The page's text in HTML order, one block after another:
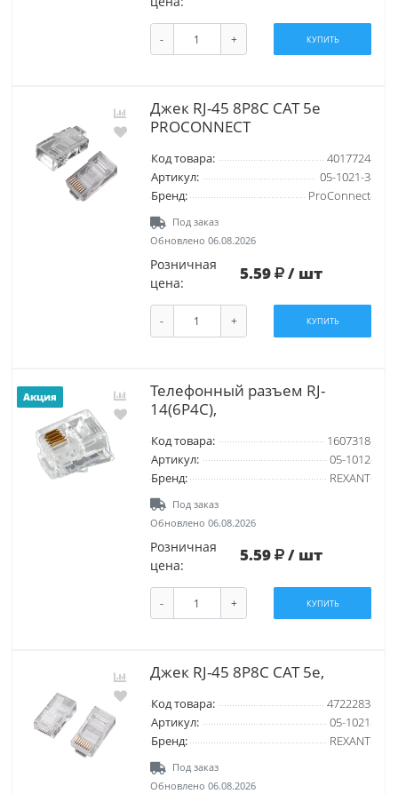
- + КУПИТЬ
Джек RJ-45 8P8C CAT 5e
PROCONNECT
Код товара:
4017724
Артикул:
05-1021-3
Бренд:
ProConnect
Под заказ
Обновлено 06.08.2026
Розничная
цена:
5.59 / шт
- + КУПИТЬ
Акция
Телефонный разъем RJ-
14(6P4C),
Код товара:
1607318
Артикул:
05-1012
Бренд:
REXANT
Под заказ
Обновлено 06.08.2026
Розничная
цена:
5.59 / шт
- + КУПИТЬ
Джек RJ-45 8P8C CAT 5e,
Код товара:
4722283
Артикул:
05-1021
Бренд:
REXANT
Под заказ
Обновлено 06.08.2026